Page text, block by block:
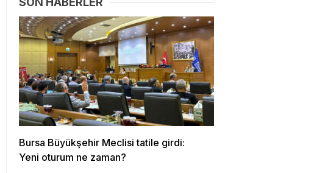
Bursa Büyükşehir Meclisi tatile girdi:
Yeni oturum ne zaman?